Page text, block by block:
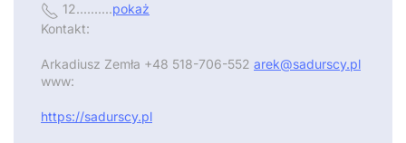
12..........pokaż
Kontakt:
Arkadiusz Zemła +48 518-706-552 arek@sadurscy.pl
www:
https://sadurscy.pl